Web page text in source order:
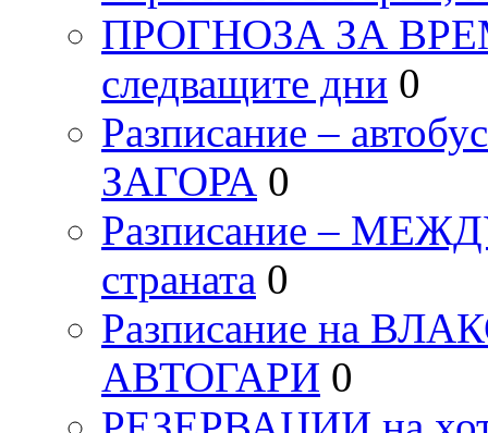
ПРОГНОЗА ЗА
следващите дни 0
Разписание –
ЗАГОРА 0
Разписание –
страната 0
Разписание на
АВТОГАРИ 0